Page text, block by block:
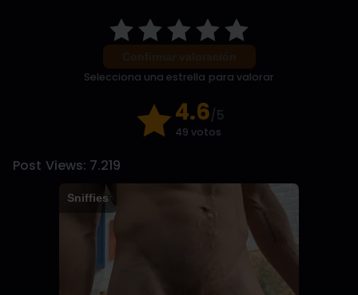
Selecciona una estrella para valorar
4.6/5
49 votos
Post Views: 7.219
Sniffies